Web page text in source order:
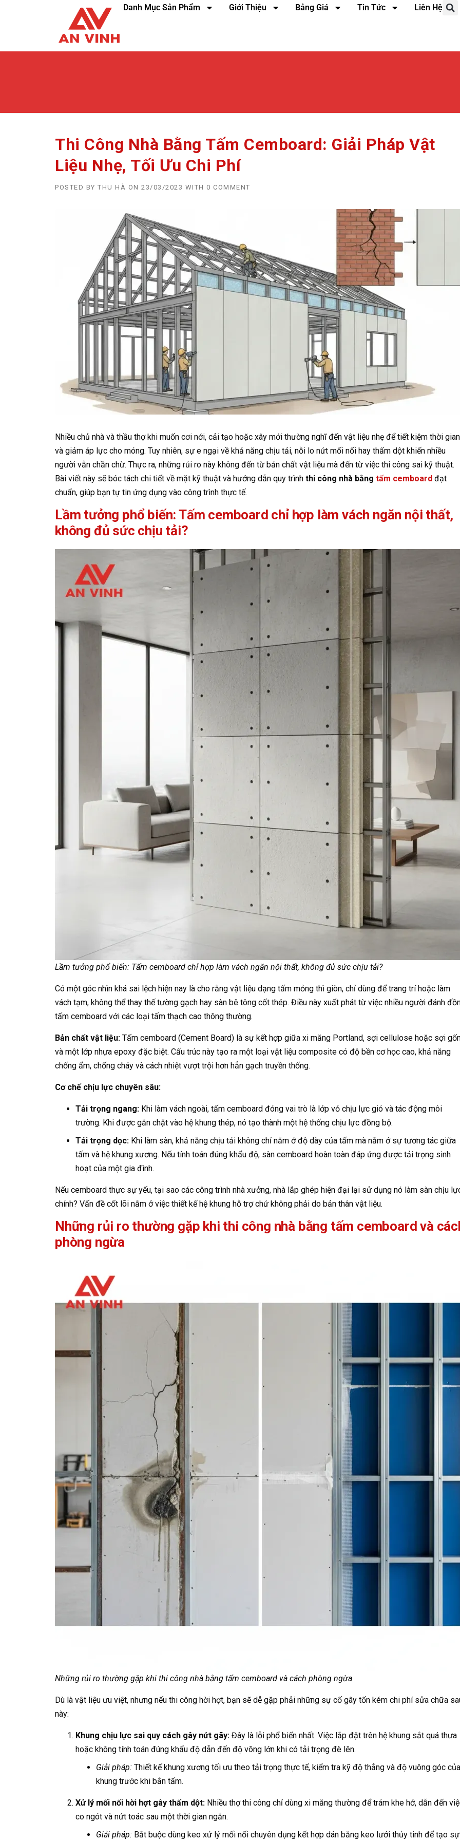
Danh Mục Sản Phẩm Giới Thiệu Bảng Giá Tin Tức Liên Hệ
Thi Công Nhà Bằng Tấm Cemboard: Giải Pháp Vật
Liệu Nhẹ, Tối Ưu Chi Phí
POSTED BY THU HÀ ON 23/03/2023 WITH 0 COMMENT
Nhiều chủ nhà và thầu thợ khi muốn cơi nới, cải tạo hoặc xây mới thường nghĩ đến vật liệu nhẹ để tiết kiệm thời gian
và giảm áp lực cho móng. Tuy nhiên, sự e ngại về khả năng chịu tải, nỗi lo nứt mối nối hay thấm dột khiến nhiều
người vẫn chần chừ. Thực ra, những rủi ro này không đến từ bản chất vật liệu mà đến từ việc thi công sai kỹ thuật.
Bài viết này sẽ bóc tách chi tiết về mặt kỹ thuật và hướng dẫn quy trình thi công nhà bằng tấm cemboard đạt
chuẩn, giúp bạn tự tin ứng dụng vào công trình thực tế.
Lầm tưởng phổ biến: Tấm cemboard chỉ hợp làm vách ngăn nội thất,
không đủ sức chịu tải?
Lầm tưởng phổ biến: Tấm cemboard chỉ hợp làm vách ngăn nội thất, không đủ sức chịu tải?
Có một góc nhìn khá sai lệch hiện nay là cho rằng vật liệu dạng tấm mỏng thì giòn, chỉ dùng để trang trí hoặc làm
vách tạm, không thể thay thế tường gạch hay sàn bê tông cốt thép. Điều này xuất phát từ việc nhiều người đánh
tấm cemboard với các loại tấm thạch cao thông thường.
Bản chất vật liệu: Tấm cemboard (Cement Board) là sự kết hợp giữa xi măng Portland, sợi cellulose hoặc sợi
và một lớp nhựa epoxy đặc biệt. Cấu trúc này tạo ra một loại vật liệu composite có độ bền cơ học cao, khả năng
chống ẩm, chống cháy và cách nhiệt vượt trội hơn hẳn gạch truyền thống.
Cơ chế chịu lực chuyên sâu:
Tải trọng ngang: Khi làm vách ngoài, tấm cemboard đóng vai trò là lớp vỏ chịu lực gió và tác động môi
trường. Khi được gắn chặt vào hệ khung thép, nó tạo thành một hệ thống chịu lực đồng bộ.
Tải trọng dọc: Khi làm sàn, khả năng chịu tải không chỉ nằm ở độ dày của tấm mà nằm ở sự tương tác giữa
tấm và hệ khung xương. Nếu tính toán đúng khẩu độ, sàn cemboard hoàn toàn đáp ứng được tải trọng sinh
hoạt của một gia đình.
Nếu cemboard thực sự yếu, tại sao các công trình nhà xưởng, nhà lắp ghép hiện đại lại sử dụng nó làm sàn chịu
chính? Vấn đề cốt lõi nằm ở việc thiết kế hệ khung hỗ trợ chứ không phải do bản thân vật liệu.
Những rủi ro thường gặp khi thi công nhà bằng tấm cemboard và
phòng ngừa
Những rủi ro thường gặp khi thi công nhà bằng tấm cemboard và cách phòng ngừa
Dù là vật liệu ưu việt, nhưng nếu thi công hời hợt, bạn sẽ dễ gặp phải những sự cố gây tốn kém chi phí sửa chữa
này:
Khung chịu lực sai quy cách gây nứt gãy: Đây là lỗi phổ biến nhất. Việc lắp đặt trên hệ khung sắt quá thưa
hoặc không tính toán đúng khẩu độ dẫn đến độ võng lớn khi có tải trọng đè lên.
Giải pháp: Thiết kế khung xương tối ưu theo tải trọng thực tế, kiểm tra kỹ độ thẳng và độ vuông góc của
khung trước khi bắn tấm.
Xử lý mối nối hời hợt gây thấm dột: Nhiều thợ thi công chỉ dùng xi măng thường để trám khe hở, dẫn đến
co ngót và nứt toác sau một thời gian ngắn.
Giải pháp: Bắt buộc dùng keo xử lý mối nối chuyên dụng kết hợp dán băng keo lưới thủy tinh để tạo sự